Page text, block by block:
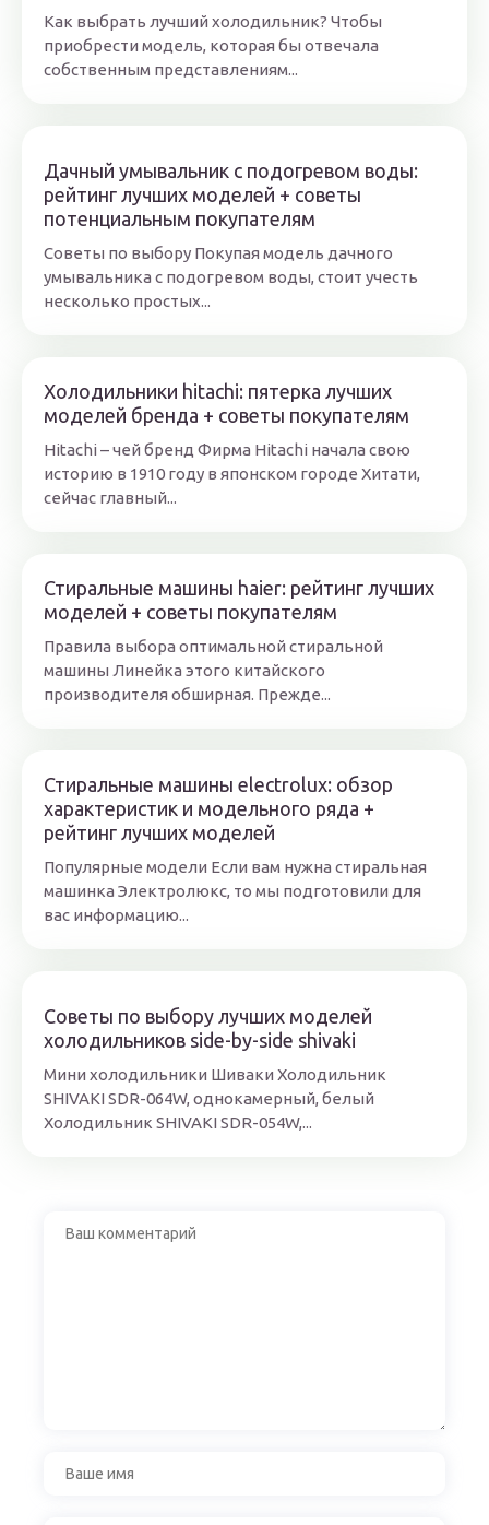
Как выбрать лучший холодильник? Чтобы
приобрести модель, которая бы отвечала
собственным представлениям...
Дачный умывальник с подогревом воды:
рейтинг лучших моделей + советы
потенциальным покупателям
Советы по выбору Покупая модель дачного
умывальника с подогревом воды, стоит учесть
несколько простых...
Холодильники hitachi: пятерка лучших
моделей бренда + советы покупателям
Hitachi – чей бренд Фирма Hitachi начала свою
историю в 1910 году в японском городе Хитати,
сейчас главный...
Стиральные машины haier: рейтинг лучших
моделей + советы покупателям
Правила выбора оптимальной стиральной
машины Линейка этого китайского
производителя обширная. Прежде...
Стиральные машины electrolux: обзор
характеристик и модельного ряда +
рейтинг лучших моделей
Популярные модели Если вам нужна стиральная
машинка Электролюкс, то мы подготовили для
вас информацию...
Советы по выбору лучших моделей
холодильников side-by-side shivaki
Мини холодильники Шиваки Холодильник
SHIVAKI SDR-064W, однокамерный, белый
Холодильник SHIVAKI SDR-054W,...